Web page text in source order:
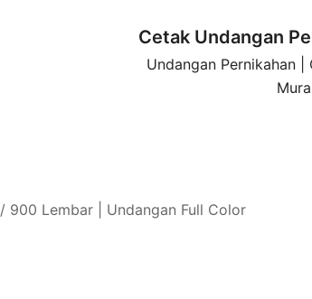
Cetak Undangan
Undangan Pernikahan
/ 900 Lembar | Undangan Full Color